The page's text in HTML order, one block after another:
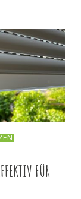
FÜR